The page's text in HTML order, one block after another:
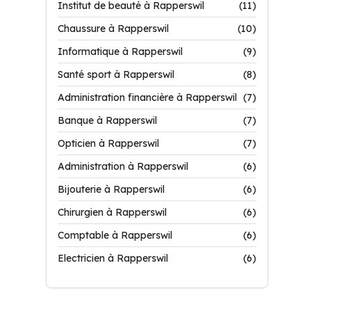
Institut de beauté à Rapperswil
(11)
Chaussure à Rapperswil
(10)
Informatique à Rapperswil
(9)
Santé sport à Rapperswil
(8)
Administration financière à Rapperswil (7)
Banque à Rapperswil
(7)
Opticien à Rapperswil
(7)
Administration à Rapperswil
(6)
Bijouterie à Rapperswil
(6)
Chirurgien à Rapperswil
(6)
Comptable à Rapperswil
(6)
Electricien à Rapperswil
(6)